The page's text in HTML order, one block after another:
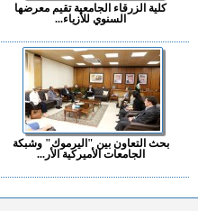
كلية الزرقاء الجامعية تقيم معرضها
السنوي للأزياء...
بحث التعاون بين "اليرموك" وشبكة
الجامعات الأميركية الأر...